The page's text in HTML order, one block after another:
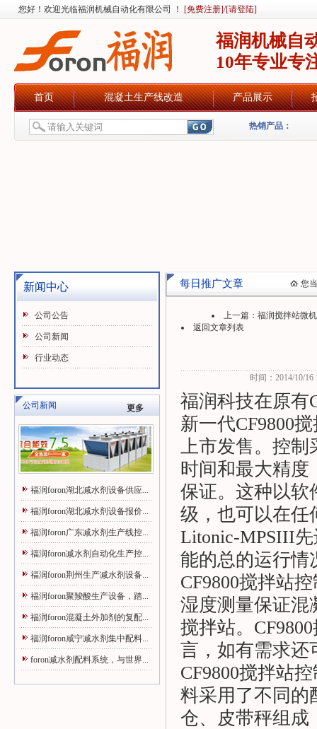
您好！欢迎光临福润机械自动化有限公司 ！ [免费注册]/[请登陆]
福润机械自
10年专业专
首页 混凝土生产线改造 产品展示
热销产品：
新闻中心
公司公告
公司新闻
行业动态
公司新闻 更多
福润foron湖北减水剂设备供应...
福润foron湖北减水剂设备报价...
福润foron广东减水剂生产线控...
福润foron减水剂自动化生产控...
福润foron荆州生产减水剂设备...
福润foron聚羧酸生产设备，踏...
福润foron混凝土外加剂的复配...
福润foron咸宁减水剂集中配料...
foron减水剂配料系统，与世界...
每日推广文章 您
上一篇： 福润搅拌站微
返回文章列表
时间：2014/10/16
福润科技在原有
新一代CF9800搅
上市发售。控制
时间和最大精度
保证。这种以软
级，也可以在任
Litonic-MPSIII
能的总的运行情
CF9800搅拌站
湿度测量保证混
搅拌站。CF9800
言，如有需求还
CF9800搅拌站
料采用了不同的
仓、皮带秤组成